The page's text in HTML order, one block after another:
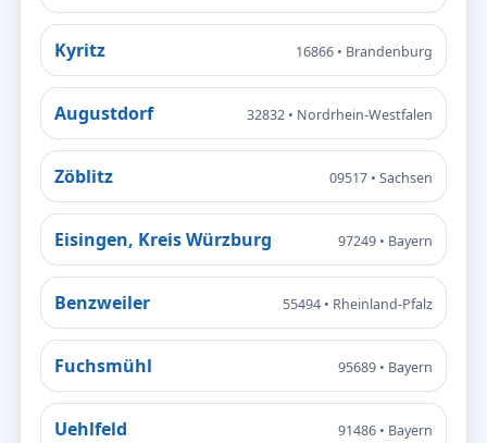
Kyritz 16866 • Brandenburg
Augustdorf 32832 • Nordrhein-Westfalen
Zöblitz 09517 • Sachsen
Eisingen, Kreis Würzburg 97249 • Bayern
Benzweiler 55494 • Rheinland-Pfalz
Fuchsmühl 95689 • Bayern
Uehlfeld 91486 • Bayern